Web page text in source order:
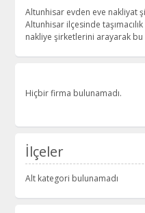
Altunhisar evden eve nakliyat
Altunhisar ilçesinde
nakliye şirketlerini arayarak
Hiçbir firma bulunamadı.
İlçeler
Alt kategori bulunamadı